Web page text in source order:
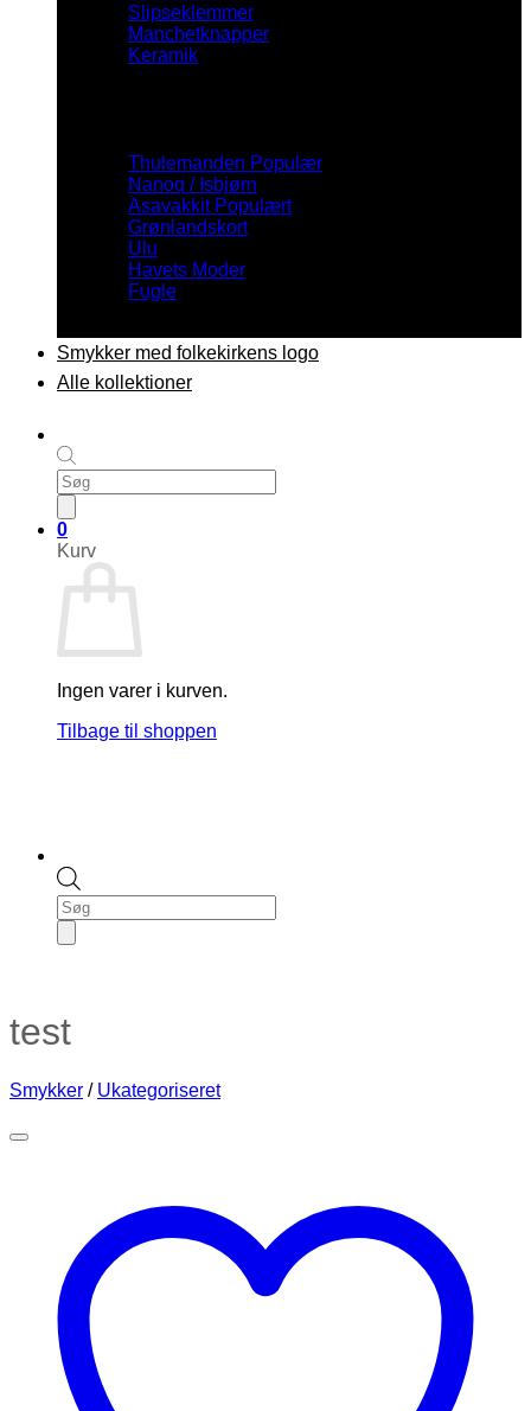
Products
search
0
Kurv
Ingen varer i kurven.
Tilbage til shoppen
Slipseklemmer
Manchetknapper
Keramik
Thulemanden
Nanoq / Isbjørn
Asavakkit
Grønlandskort
Ulu
Havets Moder
Fugle
Smykker med folkekirkens logo
Alle kollektioner
Products
search
test
Smykker / Ukategoriseret